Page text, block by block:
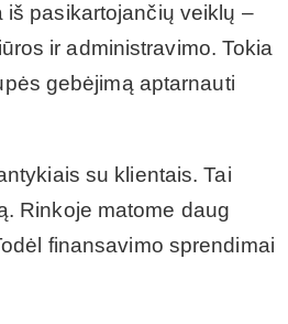
iš pasikartojančių veiklų –
ir administravimo. Tokia
gebėjimą aptarnauti
su klientais. Tai
Rinkoje matome daug
finansavimo sprendimai